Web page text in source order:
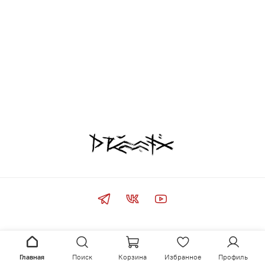
Главная Поиск Корзина Избранное Профиль